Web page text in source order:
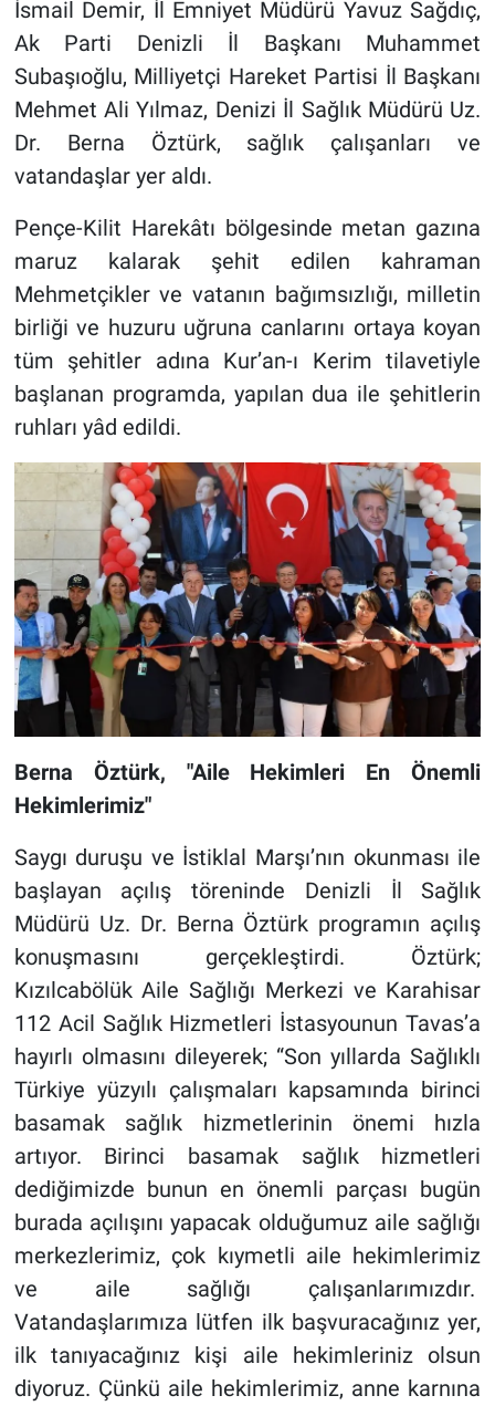
İsmail Demir, İl Emniyet Müdürü Yavuz Sağdıç,
Ak Parti Denizli İl Başkanı Muhammet
Subaşıoğlu, Milliyetçi Hareket Partisi İl Başkanı
Mehmet Ali Yılmaz, Denizi İl Sağlık Müdürü Uz.
Dr. Berna Öztürk, sağlık çalışanları ve
vatandaşlar yer aldı.
Pençe-Kilit Harekâtı bölgesinde metan gazına
maruz kalarak şehit edilen kahraman
Mehmetçikler ve vatanın bağımsızlığı, milletin
birliği ve huzuru uğruna canlarını ortaya koyan
tüm şehitler adına Kur’an-ı Kerim tilavetiyle
başlanan programda, yapılan dua ile şehitlerin
ruhları yâd edildi.
Berna Öztürk, "Aile Hekimleri En Önemli
Hekimlerimiz"
Saygı duruşu ve İstiklal Marşı’nın okunması ile
başlayan açılış töreninde Denizli İl Sağlık
Müdürü Uz. Dr. Berna Öztürk programın açılış
konuşmasını gerçekleştirdi. Öztürk;
Kızılcabölük Aile Sağlığı Merkezi ve Karahisar
112 Acil Sağlık Hizmetleri İstasyounun Tavas’a
hayırlı olmasını dileyerek; “Son yıllarda Sağlıklı
Türkiye yüzyılı çalışmaları kapsamında birinci
basamak sağlık hizmetlerinin önemi hızla
artıyor. Birinci basamak sağlık hizmetleri
dediğimizde bunun en önemli parçası bugün
burada açılışını yapacak olduğumuz aile sağlığı
merkezlerimiz, çok kıymetli aile hekimlerimiz
ve aile sağlığı çalışanlarımızdır.
Vatandaşlarımıza lütfen ilk başvuracağınız yer,
ilk tanıyacağınız kişi aile hekimleriniz olsun
diyoruz. Çünkü aile hekimlerimiz, anne karnına